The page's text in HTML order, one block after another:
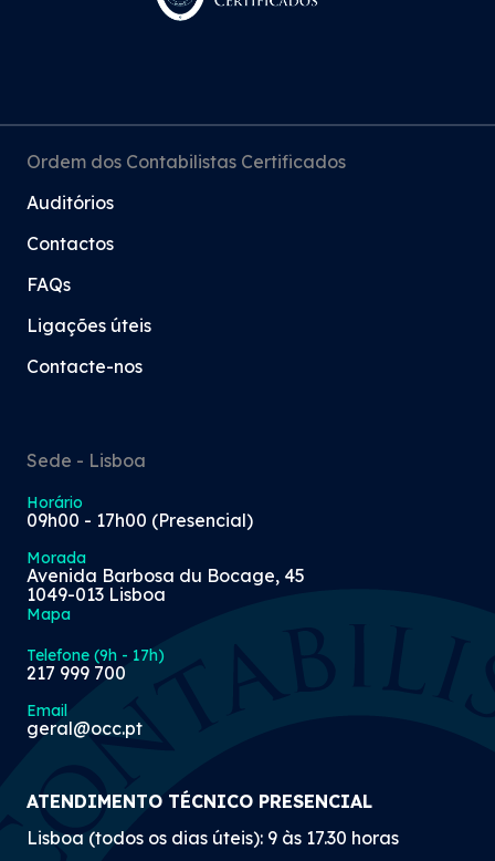
Ordem dos Contabilistas Certificados
Auditórios
Contactos
FAQs
Ligações úteis
Contacte-nos
Sede - Lisboa
Horário
09h00 - 17h00 (Presencial)
Morada
Avenida Barbosa du Bocage, 45
1049-013 Lisboa
Mapa
Telefone (9h - 17h)
217 999 700
Email
geral@occ.pt
ATENDIMENTO TÉCNICO PRESENCIAL
Lisboa (todos os dias úteis): 9 às 17.30 horas